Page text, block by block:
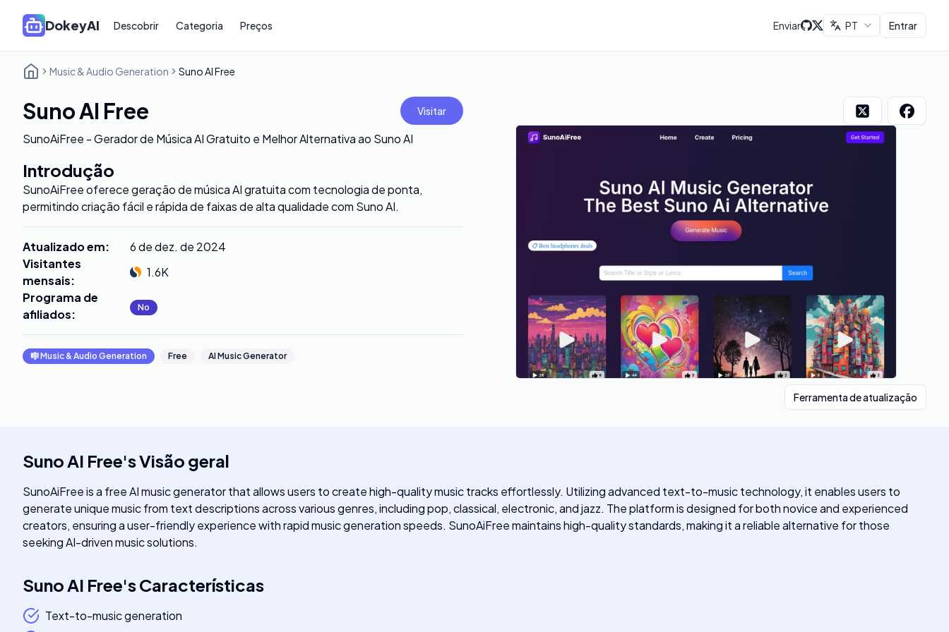
DokeyAI Descobrir Categoria Preços Enviar PT Entrar
Music & Audio Generation Suno AI Free
Suno AI Free Visitar
SunoAiFree - Gerador de Música AI Gratuito e Melhor Alternativa ao Suno AI
Introdução
SunoAiFree oferece geração de música AI gratuita com tecnologia de ponta,
permitindo criação fácil e rápida de faixas de alta qualidade com Suno AI.
Atualizado em:
6 de dez. de 2024
Visitantes
mensais:
1.6K
Programa de
afiliados: No
🎼Music & Audio Generation Free AI Music Generator
Ferramenta de atualização
Suno AI Free'sVisão geral
SunoAiFree is a free AI music generator that allows users to create high-quality music tracks effortlessly. Utilizing advanced text-to-music technology, it enables users to
generate unique music from text descriptions across various genres, including pop, classical, electronic, and jazz. The platform is designed for both novice and experienced
creators, ensuring a user-friendly experience with rapid music generation speeds. SunoAiFree maintains high-quality standards, making it a reliable alternative for those
seeking AI-driven music solutions.
Suno AI Free'sCaracterísticas
Text-to-music generation